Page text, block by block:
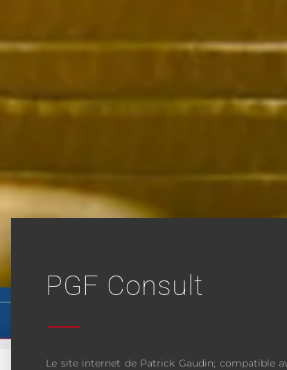
PGF Consult
Le site internet de Patrick Gaudin; compatible